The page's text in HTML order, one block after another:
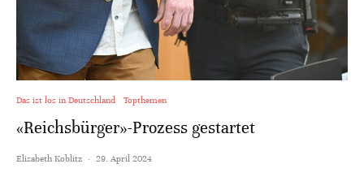
Das ist los in Deutschland Topthemen
«Reichsbürger»-Prozess gestartet
Elisabeth Koblitz · 29. April 2024